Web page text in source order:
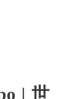
| 世